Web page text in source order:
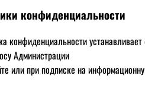
конфиденциальности
конфиденциальности
Администрации
или при подписке на